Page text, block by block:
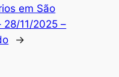
em São
28/11/2025 –
→